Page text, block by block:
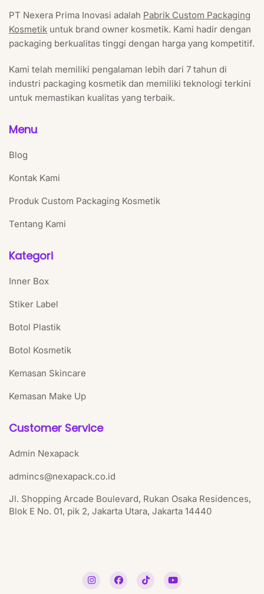
PT Nexera Prima Inovasi adalah Pabrik Custom Packaging
Kosmetik untuk brand owner kosmetik. Kami hadir dengan
packaging berkualitas tinggi dengan harga yang kompetitif.
Kami telah memiliki pengalaman lebih dari 7 tahun di
industri packaging kosmetik dan memiliki teknologi terkini
untuk memastikan kualitas yang terbaik.
Menu
Blog
Kontak Kami
Produk Custom Packaging Kosmetik
Tentang Kami
Kategori
Inner Box
Stiker Label
Botol Plastik
Botol Kosmetik
Kemasan Skincare
Kemasan Make Up
Customer Service
Admin Nexapack
admincs@nexapack.co.id
Jl. Shopping Arcade Boulevard, Rukan Osaka Residences,
Blok E No. 01, pik 2, Jakarta Utara, Jakarta 14440